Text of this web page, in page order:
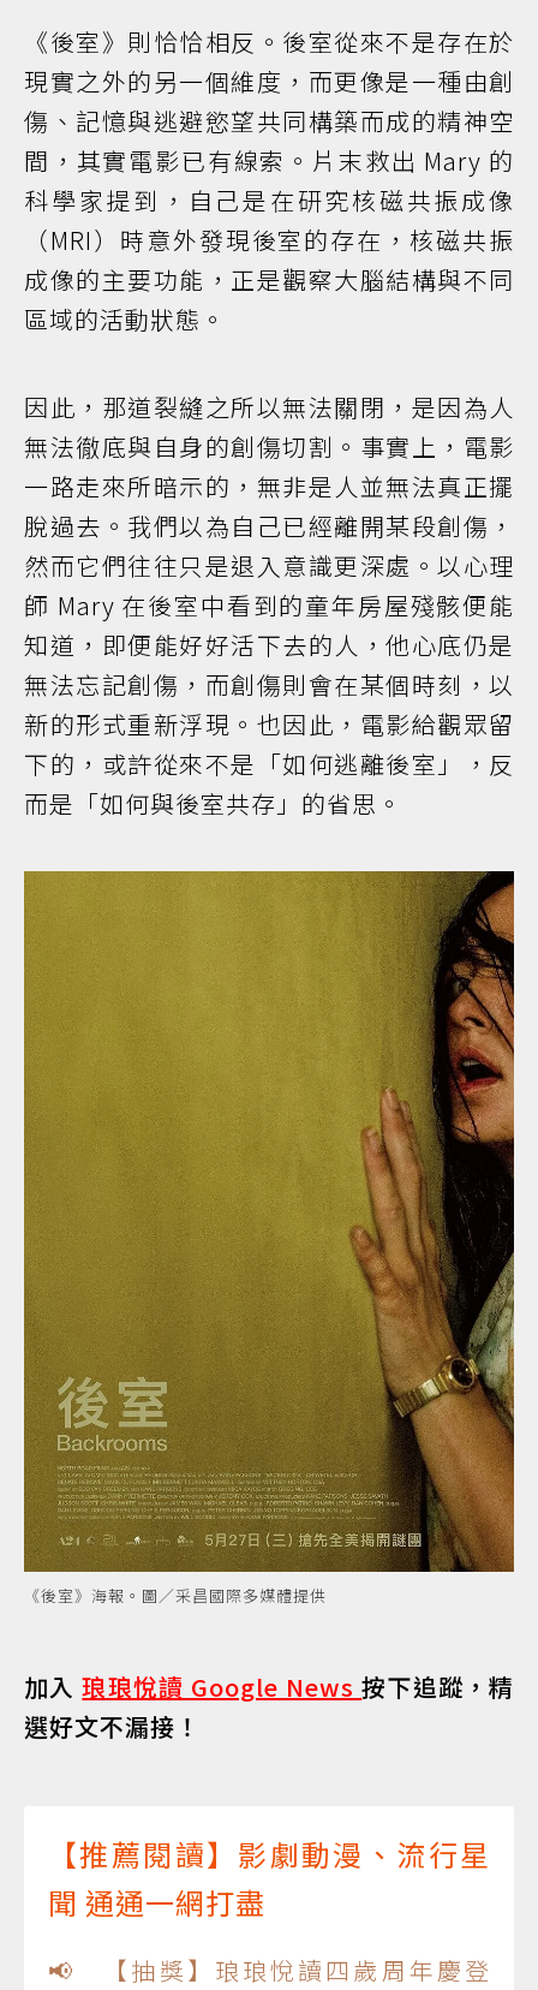
《後室》則恰恰相反。後室從來不是存在於
現實之外的另一個維度，而更像是一種由創
傷、記憶與逃避慾望共同構築而成的精神空
間，其實電影已有線索。片末救出 Mary 的
科學家提到，自己是在研究核磁共振成像
（MRI）時意外發現後室的存在，核磁共振
成像的主要功能，正是觀察大腦結構與不同
區域的活動狀態。
因此，那道裂縫之所以無法關閉，是因為人
無法徹底與自身的創傷切割。事實上，電影
一路走來所暗示的，無非是人並無法真正擺
脫過去。我們以為自己已經離開某段創傷，
然而它們往往只是退入意識更深處。以心理
師 Mary 在後室中看到的童年房屋殘骸便能
知道，即便能好好活下去的人，他心底仍是
無法忘記創傷，而創傷則會在某個時刻，以
新的形式重新浮現。也因此，電影給觀眾留
下的，或許從來不是「如何逃離後室」，反
而是「如何與後室共存」的省思。
《後室》海報。圖／采昌國際多媒體提供
加入琅琅悅讀 Google News按下追蹤，精
選好文不漏接！
【推薦閱讀】影劇動漫、流行星
聞 通通一網打盡
📢 【抽獎】琅琅悅讀四歲周年慶登